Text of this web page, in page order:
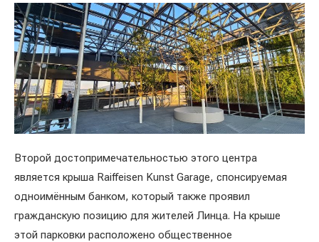
Второй достопримечательностью этого центра
является крыша Raiffeisen Kunst Garage, спонсируемая
одноимённым банком, который также проявил
гражданскую позицию для жителей Линца. На крыше
этой парковки расположено общественное